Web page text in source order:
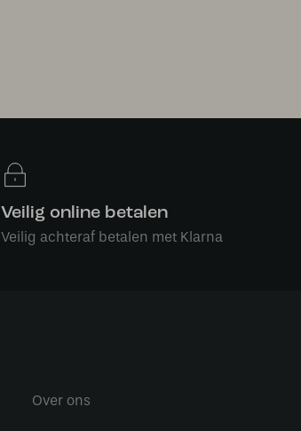
Veilig online betalen
Veilig achteraf betalen met Klarna
Over ons